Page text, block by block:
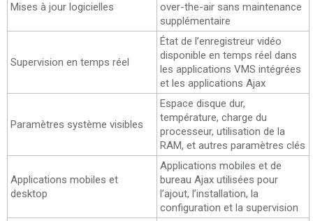
Mises à jour logicielles
over-the-air sans maintenance
supplémentaire
Supervision en temps réel
État de l’enregistreur vidéo
disponible en temps réel dans
les applications VMS intégrées
et les applications Ajax
Paramètres système visibles
Espace disque dur,
température, charge du
processeur, utilisation de la
RAM, et autres paramètres clés
Applications mobiles et
desktop
Applications mobiles et de
bureau Ajax utilisées pour
l’ajout, l’installation, la
configuration et la supervision